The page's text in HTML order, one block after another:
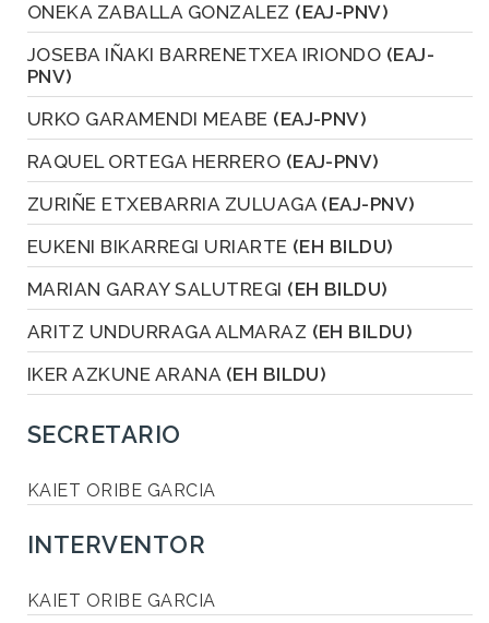
ONEKA ZABALLA GONZALEZ (EAJ-PNV)
JOSEBA IÑAKI BARRENETXEA IRIONDO (EAJ-
PNV)
URKO GARAMENDI MEABE (EAJ-PNV)
RAQUEL ORTEGA HERRERO (EAJ-PNV)
ZURIÑE ETXEBARRIA ZULUAGA (EAJ-PNV)
EUKENI BIKARREGI URIARTE (EH BILDU)
MARIAN GARAY SALUTREGI (EH BILDU)
ARITZ UNDURRAGA ALMARAZ (EH BILDU)
IKER AZKUNE ARANA (EH BILDU)
SECRETARIO
KAIET ORIBE GARCIA
INTERVENTOR
KAIET ORIBE GARCIA